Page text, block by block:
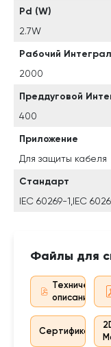
Pd (W)
2.7W
Рабочий
2000
Преддуговой
400
Приложение
Для защиты кабеля
Стандарт
IEC 60269-1,IEC
Файлы для
Техническое
описание
Сертификат